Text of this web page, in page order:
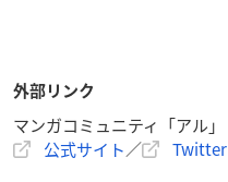
外部リンク
マンガコミュニティ「アル」
公式サイト／ Twitter